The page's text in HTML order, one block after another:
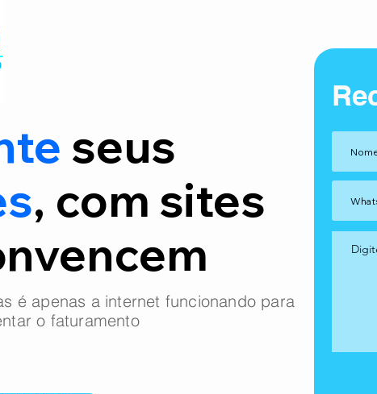
seus
, com sites
é apenas a internet funcionando para
o faturamento